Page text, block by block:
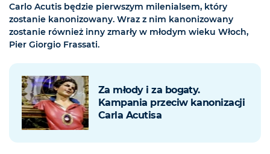
Carlo Acutis będzie pierwszym milenialsem, który
zostanie kanonizowany. Wraz z nim kanonizowany
zostanie również inny zmarły w młodym wieku Włoch,
Pier Giorgio Frassati.
Za młody i za bogaty.
Kampania przeciw kanonizacji
Carla Acutisa